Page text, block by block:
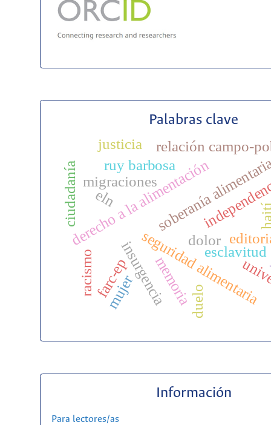
Palabras clave
derecho a la alimentación
seguridad alimentaria
soberanía
migraciones
ciudadanía
esclavitud
relación campo-
insurgencia
eln
farc-ep
racismo
ruy barbosa
memoria
mujer
dolor
duelo
justicia
Información
Para lectores/as